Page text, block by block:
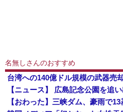
名無しさんのおすすめ